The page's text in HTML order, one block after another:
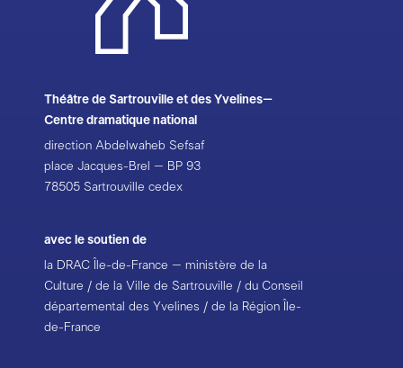
Théâtre de Sartrouville et des Yvelines–
Centre dramatique national
direction Abdelwaheb Sefsaf
place Jacques-Brel – BP 93
78505 Sartrouville cedex
avec le soutien de
la DRAC Île-de-France – ministère de la
Culture / de la Ville de Sartrouville / du Conseil
départemental des Yvelines / de la Région Île-
de-France